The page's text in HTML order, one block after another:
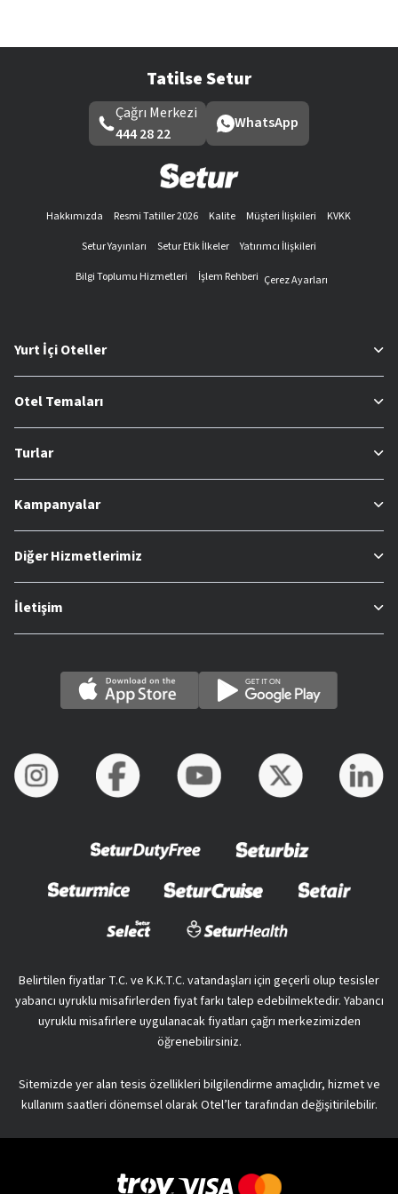
Tatilse Setur
Çağrı Merkezi
444 28 22
WhatsApp
Hakkımızda Resmi Tatiller 2026 Kalite Müşteri İlişkileri
KVKK
Setur Yayınları
Setur Etik İlkeler
Yatırımcı İlişkileri
Bilgi Toplumu Hizmetleri
İşlem Rehberi Çerez Ayarları
Yurt İçi Oteller
Otel Temaları
Turlar
Kampanyalar
Diğer Hizmetlerimiz
İletişim
Belirtilen fiyatlar T.C. ve K.K.T.C. vatandaşları için geçerli olup tesisler
yabancı uyruklu misafirlerden fiyat farkı talep edebilmektedir. Yabancı
uyruklu misafirlere uygulanacak fiyatları çağrı merkezimizden
öğrenebilirsiniz.
Sitemizde yer alan tesis özellikleri bilgilendirme amaçlıdır, hizmet ve
kullanım saatleri dönemsel olarak Otel’ler tarafından değişitirilebilir.